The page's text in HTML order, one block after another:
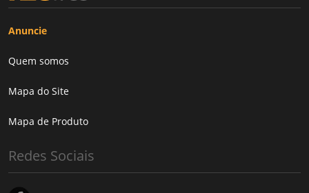
Anuncie
Quem somos
Mapa do Site
Mapa de Produto
Redes Sociais